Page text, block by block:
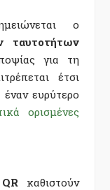
ο
ταυτοτήτων
για τη
έτσι
ευρύτερο
ορισμένες
QRκαθιστούν